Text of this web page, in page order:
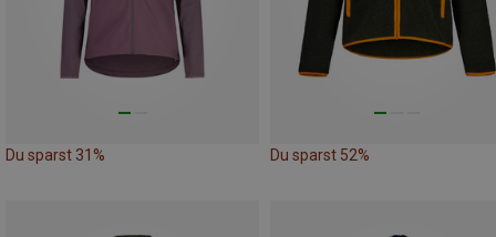
Du sparst 31% Du sparst 52%